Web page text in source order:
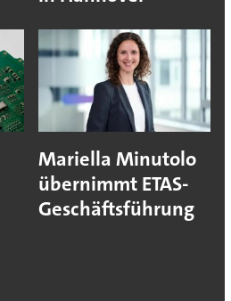
Mariella Minutolo
übernimmt ETAS-
Geschäftsführung